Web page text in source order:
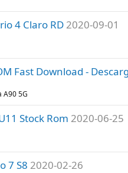
4 Claro RD 2020-09-01
Fast Download -
A90 5G
Stock Rom 2020-06-25
7 S8 2020-02-26